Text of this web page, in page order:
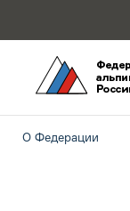
О Федерации